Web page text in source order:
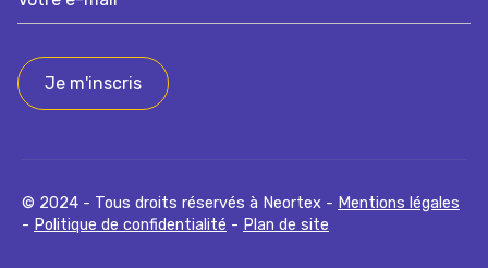
o
e
e
© 2024 - Tous droits réservés à Neortex - Mentions légales
- Politique de confidentialité - Plan de site